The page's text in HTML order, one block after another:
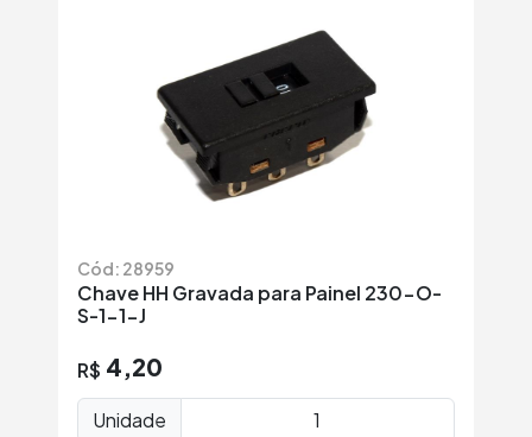
Cód: 28959
Chave HH Gravada para Painel 230-O-
S-1-1-J
R$ 4,20
Unidade